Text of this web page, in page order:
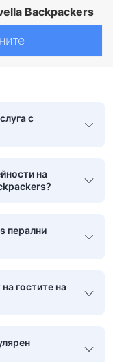
Backpackers
с
на
перални
гостите на